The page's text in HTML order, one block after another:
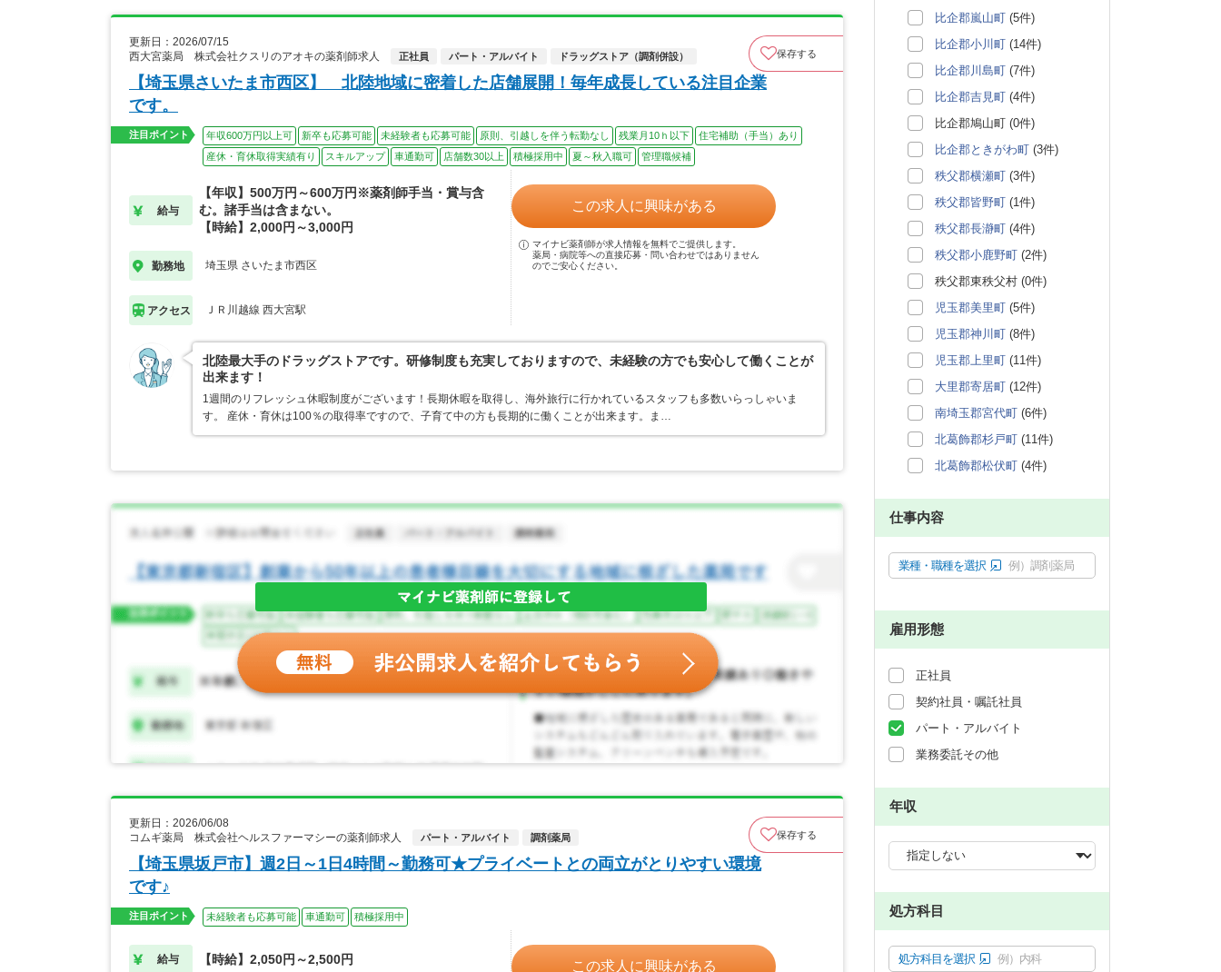
更新日：2026/07/15
西大宮薬局 株式会社クスリのアオキの薬剤師求人
正社員 パート・アルバイト ドラッグストア（調剤併設） 保存する
【埼玉県さいたま市西区】 北陸地域に密着した店舗展開！毎年成長している注目企業
です。
注目ポイント 年収600万円以上可 新卒も応募可能 未経験者も応募可能 原則、引越しを伴う転勤なし 残業月10ｈ以下
住宅補助（手当）あり
産休・育休取得実績有り
スキルアップ 車通勤可 店舗数30以上 積極採用中 夏～秋入職可 管理職候補
給与
【年収】500万円～600万円※薬剤師手当・賞与含
む。諸手当は含まない。
【時給】2,000円～3,000円
勤務地 埼玉県 さいたま市西区
アクセス ＪＲ川越線 西大宮駅
この求人に興味がある
マイナビ薬剤師が求人情報を無料でご提供します。
薬局・病院等への直接応募・問い合わせではありません
のでご安心ください。
北陸最大手のドラッグストアです。研修制度も充実しておりますので、未経験の方でも安心して働くことが
出来ます！
1週間のリフレッシュ休暇制度がございます！長期休暇を取得し、海外旅行に行かれているスタッフも多数いらっしゃいま
す。 産休・育休は100％の取得率ですので、子育て中の方も長期的に働くことが出来ます。ま…
更新日：2026/06/08
コムギ薬局 株式会社ヘルスファーマシーの薬剤師求人
パート・アルバイト 調剤薬局 保存する
【埼玉県坂戸市】週2日～1日4時間～勤務可★プライベートとの両立がとりやすい環境
です♪
注目ポイント 未経験者も応募可能 車通勤可 積極採用中
給与 【時給】2,050円～2,500円 この求人に興味がある
比企郡嵐山町 (5件)
比企郡小川町 (14件)
比企郡川島町 (7件)
比企郡吉見町 (4件)
比企郡鳩山町 (0件)
比企郡ときがわ町 (3件)
秩父郡横瀬町 (3件)
秩父郡皆野町 (1件)
秩父郡長瀞町 (4件)
秩父郡小鹿野町 (2件)
秩父郡東秩父村 (0件)
児玉郡美里町 (5件)
児玉郡神川町 (8件)
児玉郡上里町 (11件)
大里郡寄居町 (12件)
南埼玉郡宮代町 (6件)
北葛飾郡杉戸町 (11件)
北葛飾郡松伏町 (4件)
仕事内容
業種・職種を選択 例）調剤薬局
雇用形態
正社員
契約社員・嘱託社員
パート・アルバイト
業務委託その他
年収
処方科目
処方科目を選択 例）内科